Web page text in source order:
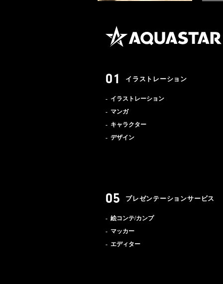
イラストレーション
イラストレーション
マンガ
キャラクター
デザイン
プレゼンテーションサービス
絵コンテ/カンプ
マッカー
エディター